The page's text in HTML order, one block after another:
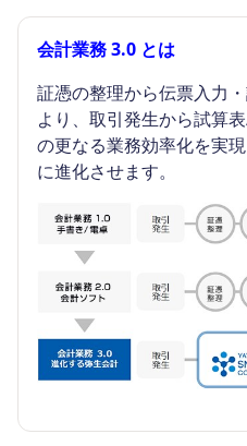
会計業務 3.0 とは
証憑の整理から伝票入力
より、取引発生から試算
の更なる業務効率化を実
に進化させます。